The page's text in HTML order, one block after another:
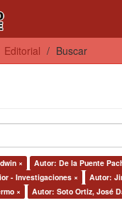
Editorial Buscar
× Autor: De la Puente
- Investigaciones ×
Autor:
×
Autor: Soto Ortiz, José